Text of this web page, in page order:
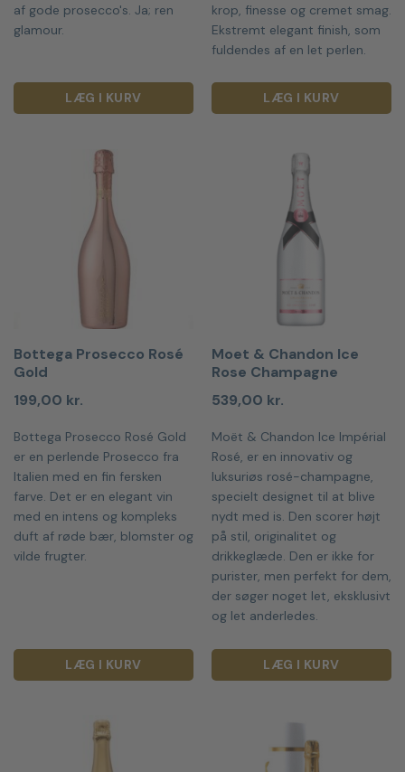
af gode prosecco's. Ja; ren
glamour.
LÆG I KURV
krop, finesse og cremet smag.
Ekstremt elegant finish, som
fuldendes af en let perlen.
LÆG I KURV
Bottega Prosecco Rosé
Gold
199,00 kr.
Bottega Prosecco Rosé Gold
er en perlende Prosecco fra
Italien med en fin fersken
farve. Det er en elegant vin
med en intens og kompleks
duft af røde bær, blomster og
vilde frugter.
LÆG I KURV
Moet & Chandon Ice
Rose Champagne
539,00 kr.
Moët & Chandon Ice Impérial
Rosé, er en innovativ og
luksuriøs rosé-champagne,
specielt designet til at blive
nydt med is. Den scorer højt
på stil, originalitet og
drikkeglæde. Den er ikke for
purister, men perfekt for dem,
der søger noget let, eksklusivt
og let anderledes.
LÆG I KURV